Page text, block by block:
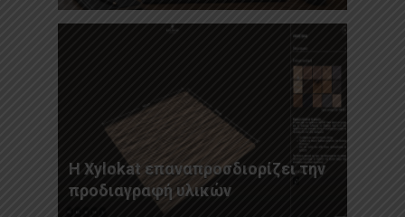
Η Xylokat επαναπροσδιορίζει την
προδιαγραφή υλικών